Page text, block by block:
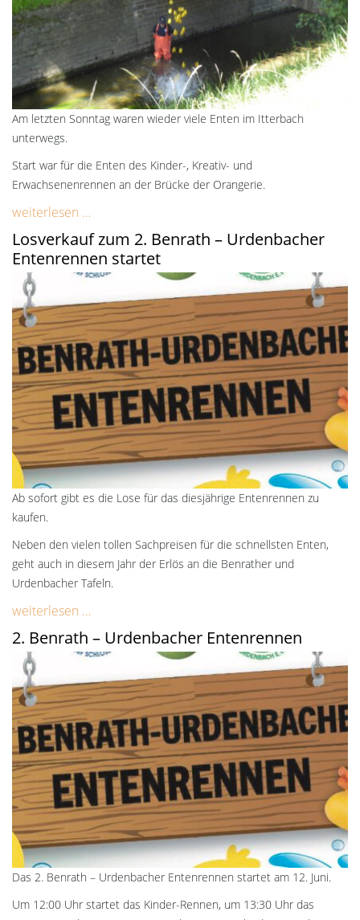
Am letzten Sonntag waren wieder viele Enten im Itterbach
unterwegs.
Start war für die Enten des Kinder-, Kreativ- und
Erwachsenenrennen an der Brücke der Orangerie.
weiterlesen …
Losverkauf zum 2. Benrath – Urdenbacher
Entenrennen startet
Ab sofort gibt es die Lose für das diesjährige Entenrennen zu
kaufen.
Neben den vielen tollen Sachpreisen für die schnellsten Enten,
geht auch in diesem Jahr der Erlös an die Benrather und
Urdenbacher Tafeln.
weiterlesen …
2. Benrath – Urdenbacher Entenrennen
Das 2. Benrath – Urdenbacher Entenrennen startet am 12. Juni.
Um 12:00 Uhr startet das Kinder-Rennen, um 13:30 Uhr das